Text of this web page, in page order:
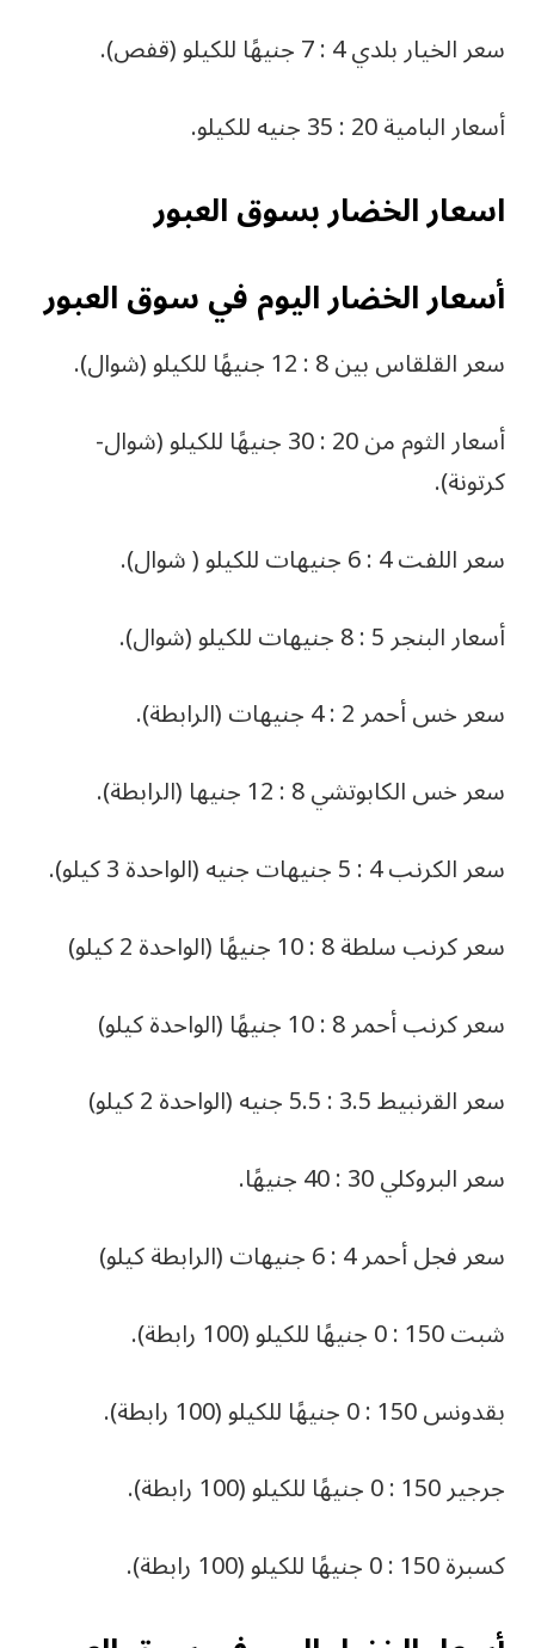
سعر الخيار بلدي 4 : 7 جنيهًا للكيلو (قفص).
أسعار البامية 20 : 35 جنيه للكيلو.
اسعار الخضار بسوق العبور
أسعار الخضار اليوم في سوق العبور
سعر القلقاس بين 8 : 12 جنيهًا للكيلو (شوال).
أسعار الثوم من 20 : 30 جنيهًا للكيلو (شوال-
كرتونة).
سعر اللفت 4 : 6 جنيهات للكيلو ( شوال).
أسعار البنجر 5 : 8 جنيهات للكيلو (شوال).
سعر خس أحمر 2 : 4 جنيهات (الرابطة).
سعر خس الكابوتشي 8 : 12 جنيها (الرابطة).
سعر الكرنب 4 : 5 جنيهات جنيه (الواحدة 3 كيلو).
سعر كرنب سلطة 8 : 10 جنيهًا (الواحدة 2 كيلو)
سعر كرنب أحمر 8 : 10 جنيهًا (الواحدة كيلو)
سعر القرنبيط 3.5 : 5.5 جنيه (الواحدة 2 كيلو)
سعر البروكلي 30 : 40 جنيهًا.
سعر فجل أحمر 4 : 6 جنيهات (الرابطة كيلو)
شبت 150 : 0 جنيهًا للكيلو (100 رابطة).
بقدونس 150 : 0 جنيهًا للكيلو (100 رابطة).
جرجير 150 : 0 جنيهًا للكيلو (100 رابطة).
كسبرة 150 : 0 جنيهًا للكيلو (100 رابطة).